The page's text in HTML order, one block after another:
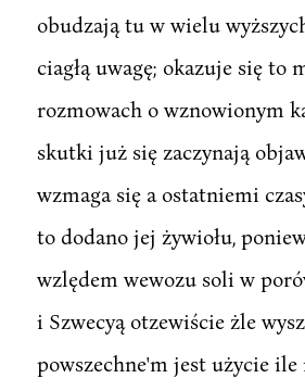
obudzają tu w wielu
ciagłą uwagę; okazuje się to
rozmowach o wznowionym
skutki już się zaczynają
wzmaga się a ostatniemi
to dodano jej żywiołu,
wzlędem wewozu soli w
i Szwecyą otzewiście żle
powszechne'm jest użycie ile